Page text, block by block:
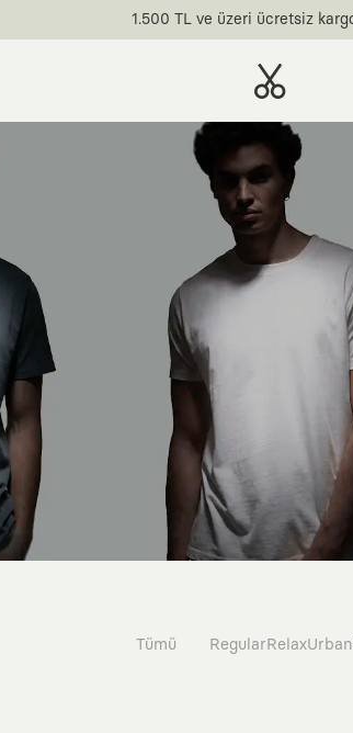
1.500 TL ve üzeri ücretsiz
Tümü RegularRelaxUrban